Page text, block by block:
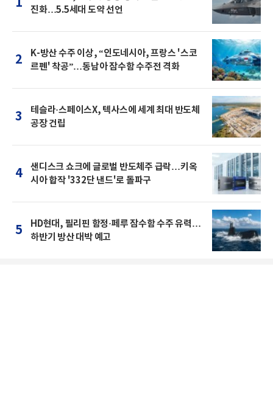
1
진화…5.5세대 도약 선언
2
K-방산 수주 이상, “인도네시아, 프랑스 '스코
르펜' 착공”…동남아 잠수함 수주전 격화
3
테슬라·스페이스X, 텍사스에 세계 최대 반도체
공장 건립
4
샌디스크 쇼크에 글로벌 반도체주 급락…키옥
시아 합작 '332단 낸드'로 돌파구
5
HD현대, 필리핀 함정·페루 잠수함 수주 유력…
하반기 방산 대박 예고